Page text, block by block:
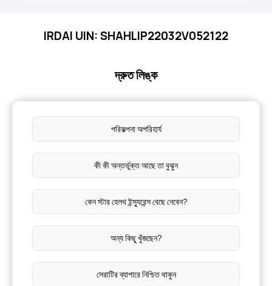
IRDAI UIN: SHAHLIP22032V052122
দ্রুত লিঙ্ক
পরিকল্পনা অপরিহার্য
কী কী অন্তর্ভুক্ত আছে তা বুঝুন
কেন স্টার হেলথ ইন্স্যুরেন্স বেছে নেবেন?
অন্য কিছু খুঁজছেন?
সেরাটির ব্যাপারে নিশ্চিত থাকুন